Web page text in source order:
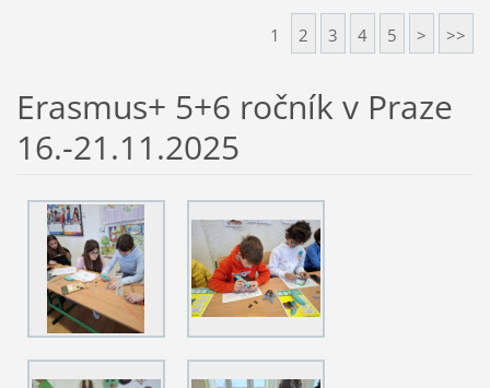
1 2 3 4 5 > >>
Erasmus+ 5+6 ročník v Praze
16.-21.11.2025